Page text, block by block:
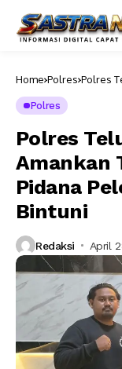
Home Polres Polres
Polres
Polres
Amankan
Pidana
Bintuni
Redaksi April